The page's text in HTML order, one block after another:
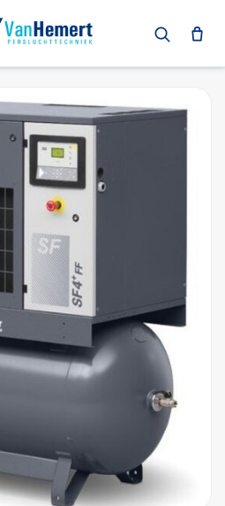
Copco Scroll compressoren